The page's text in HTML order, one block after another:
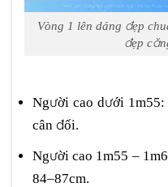
Vòng 1 lên dáng đẹp
đẹp
Người cao dưới
cân đối.
Người cao 1m55 –
84–87cm.